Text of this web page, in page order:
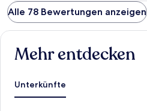
Alle 78 Bewertungen anzeigen
Mehr entdecken
Unterkünfte